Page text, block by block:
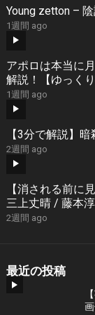
Young zetton –
1週間 ago
アポロは本当に
解説！【ゆっく
1週間 ago
【3分で解説】
2週間 ago
【消される前に
三上丈晴 / 藤本
2週間 ago
最近の投稿